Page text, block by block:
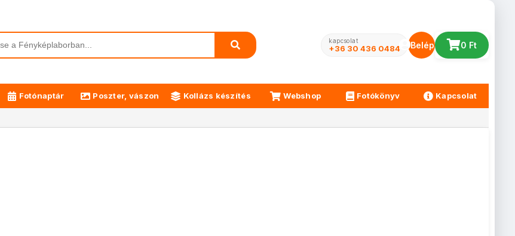
kapcsolat
+36 30 436 0484 Belépés 0 Ft
Fotónaptár Poszter, vászon Kollázs készítés Webshop Fotókönyv Kapcsolat